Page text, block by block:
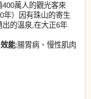
萬人的觀光客來
年）因有珠山的寄生
的溫泉,在大正6年
效能:腸胃病、慢性肌肉